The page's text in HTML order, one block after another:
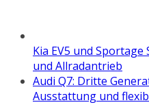
Kia EV5 und
und Allradantrieb
Audi Q7: Dritte
Ausstattung und